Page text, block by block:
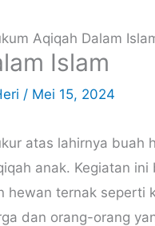
Aqiqah Dalam
Islam
/ Mei 15, 2024
atas lahirnya buah
anak. Kegiatan ini
hewan ternak seperti
dan orang-orang